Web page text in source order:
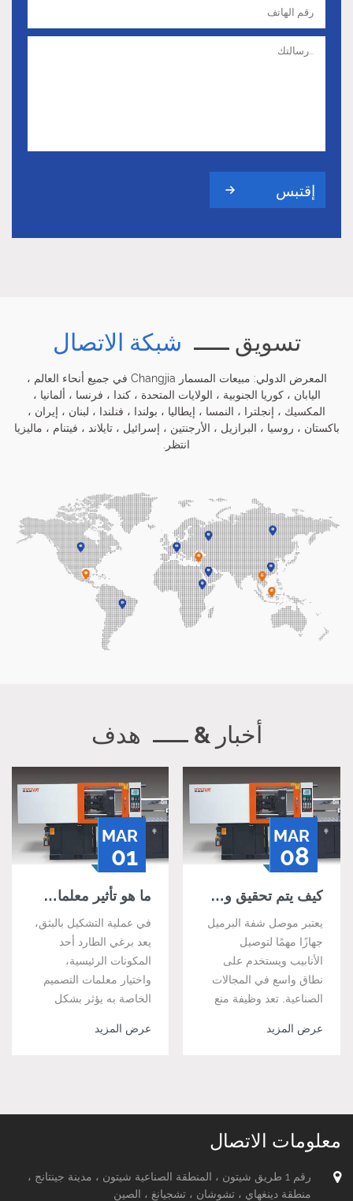
تسويق شبكة الاتصال
المعرض الدولي: مبيعات المسمار Changjia في جميع أنحاء العالم ،
اليابان ، كوريا الجنوبية ، الولايات المتحدة ، كندا ، فرنسا ، ألمانيا ،
المكسيك ، إنجلترا ، النمسا ، إيطاليا ، بولندا ، فنلندا ، لبنان ، إيران ،
باكستان ، روسيا ، البرازيل ، الأرجنتين ، إسرائيل ، تايلاند ، فيتنام ، ماليزيا
انتظر.
أخبار & هدف
MAR
08
كيف يتم تحقيق وظيفة منع التسرب لموصل شفة البرميل؟
يعتبر موصل شفة البرميل
جهازًا مهمًا لتوصيل
الأنابيب ويستخدم على
نطاق واسع في المجالات
الصناعية. تعد وظيفة منع
المفاتيح لضمان التشغيل
يتم تحقيق وظيفة منع ...
عرض المزيد
MAR
01
ما هو تأثير معلمات التصميم الخاصة ببراغي الطارد ذات التغذية الساخنة العادية على جودة المنتج؟
في عملية التشكيل بالبثق،
يعد برغي الطارد أحد
المكونات الرئيسية،
واختيار معلمات التصميم
الخاصة به يؤثر بشكل
وكفاءة الإنتاج، واستقرار
بمسمار بثق التغذية السا...
عرض المزيد
معلومات الاتصال
رقم 1 طريق شيتون ، المنطقة الصناعية شيتون ، مدينة جينتانج ،
منطقة دينغهاي ، تشوشان ، تشجيانغ ، الصين